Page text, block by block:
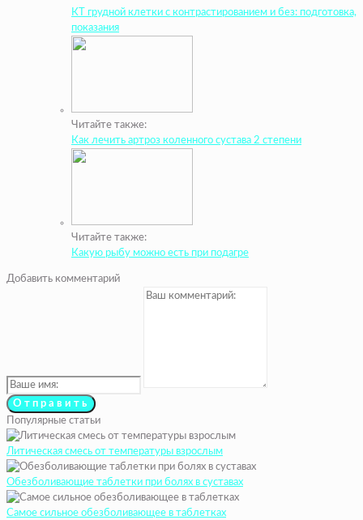
КТ грудной клетки с контрастированием и без: подготовка,
показания
Читайте также:
Как лечить артроз коленного сустава 2 степени
Читайте также:
Какую рыбу можно есть при подагре
Добавить комментарий
Популярные статьи
Литическая смесь от температуры взрослым
Обезболивающие таблетки при болях в суставах
Самое сильное обезболивающее в таблетках